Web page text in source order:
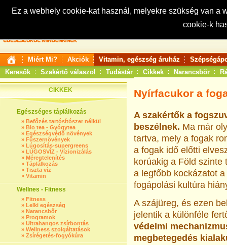
Ez a webhely cookie-kat használ, melyekre szükség van
cookie-k
Keresés:
Miért Mi? Akciók Vitamin, egészség áruház
Keresők
Szakértő válaszol Tudástár Cikkek Narancsbőr
CIKKEK
Egészséges táplálkozás
» Befőzés tartósítószer nélkül
» Bio tea - Gyógytea
» Egészségvédő növények
» Fűszernövények
» Lúgosítás-supergreens
» LÚGOSVÍZ - Vízionizálás
» Méregtelenítés
» Táplálkozás
» Tiszta víz
» Vitamin
Wellnes - Fitness
» Fitness
» Lelki egészség
» Narancsbőr
» Programok
» Ultrahangos zsírbontás
» Wellness szolgáltatások
» Zsírégetés-fogyókúra
Nyírfacukor a
A szakértők a
beszélnek. Ma már
tartva, mely a fogak
a fogak idő előtti
korúakig a Föld szinte
a legfőbb kockázatot
fogápolási kultúra
A szájüreg, és ezen
jelentik a különféle
védelmi
megbetegedés